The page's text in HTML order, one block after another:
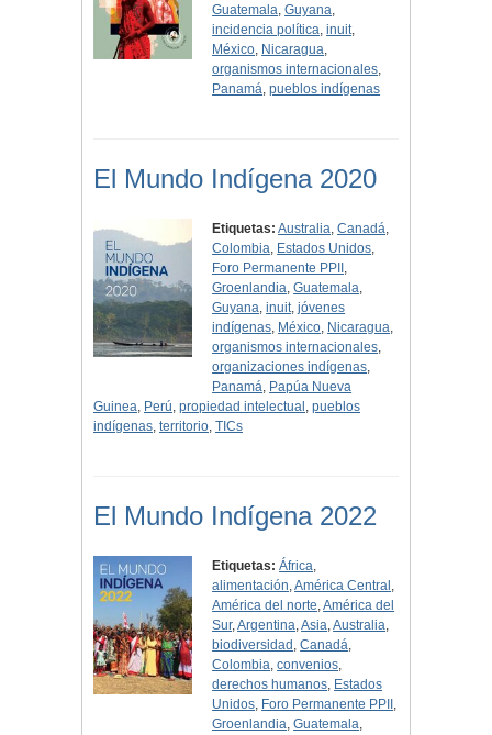
Guatemala,Guyana,
incidencia política,inuit,
México, Nicaragua,
organismos internacionales,
Panamá,pueblos indígenas
El Mundo Indígena 2020
Etiquetas: Australia,Canadá,
Colombia, Estados Unidos,
Foro Permanente PPII ,
Groenlandia,Guatemala,
Guyana,inuit,jóvenes
indígenas, México, Nicaragua,
organismos internacionales,
organizaciones indígenas,
Panamá, Papúa Nueva
Guinea, Perú, propiedad intelectual , pueblos
indígenas, territorio, TICs
El Mundo Indígena 2022
Etiquetas: África,
alimentación,América Central ,
América del norte,América del
Sur,Argentina,Asia,Australia,
biodiversidad ,Canadá,
Colombia,convenios,
derechos humanos, Estados
Unidos, Foro Permanente PPII ,
Groenlandia,Guatemala,